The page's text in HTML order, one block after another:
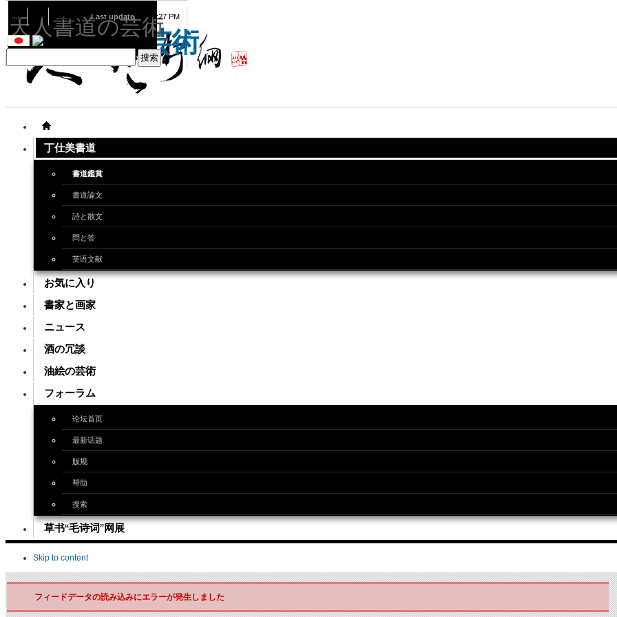
天人書道の芸術
丁仕美書道
書道鑑賞
書道論文
詩と散文
問と答
英语文献
お気に入り
書家と画家
ニュース
酒の冗談
油絵の芸術
フォーラム
论坛首页
最新话题
版规
帮助
搜索
草书“毛诗词”网展
Skip to content
08 06 2026 Last update 08:15:27 PM
フィードデータの読み込みにエラーが発生しました
天人書道の芸術